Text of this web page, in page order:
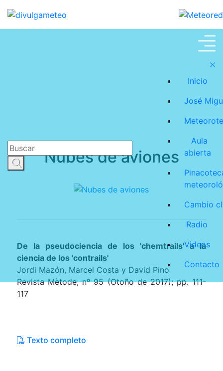
Inicio
José
Aula
abierta
Cambio
Radio
Videos
Contacto
Meteoroteca
Nubes de aviones
De la pseudociencia de los 'chemtrails' a la
ciencia de los 'contrails'
Jordi Mazón, Marcel Costa y David Pino
Revista Mètode, nº 95 (Otoño de 2017); pp. 111-
117
Texto completo